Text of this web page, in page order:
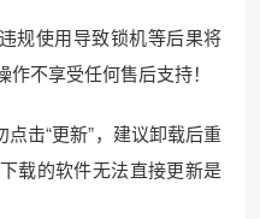
规使用导致锁机等后果将
不享受任何售后支持！
击“更新”，建议卸载后重
载的软件无法直接更新是